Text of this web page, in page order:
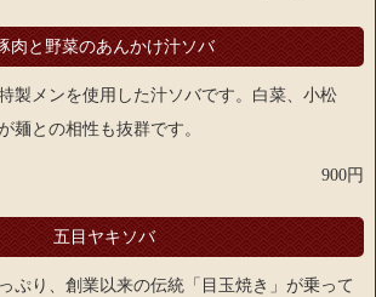
肉と野菜のあんかけ汁ソバ
製メンを使用した汁ソバです。白菜、小松
麺との相性も抜群です。
900円
五目ヤキソバ
ぷり、創業以来の伝統「目玉焼き」が乗って